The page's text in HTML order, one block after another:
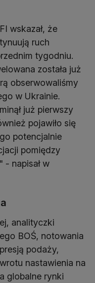
wskazał, że
ruch
tygodniu.
została już
obserwowaliśmy
w Ukrainie.
już pierwszy
pojawiło się
potencjalnie
pomiędzy
- napisał w
analityczki
BOŚ, notowania
podaży,
nastawienia na
globalne rynki